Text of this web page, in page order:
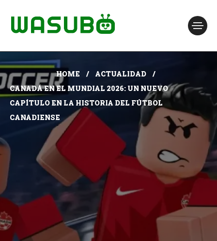
HOME
ACTUALIDAD
CANADÁ EN EL MUNDIAL 2026: UN NUEVO
CAPÍTULO EN LA HISTORIA DEL FÚTBOL
CANADIENSE